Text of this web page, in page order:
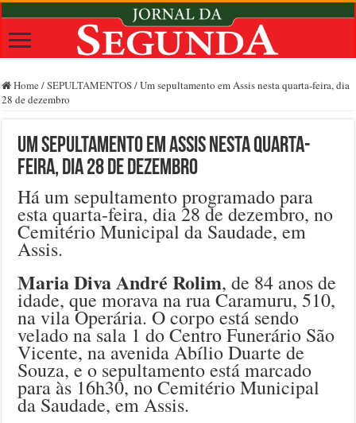
Home /SEPULTAMENTOS/Um sepultamento em Assis nesta quarta-feira, dia
28 de dezembro
Um sepultamento em Assis nesta quarta-
feira, dia 28 de dezembro
Há um sepultamento programado para
esta quarta-feira, dia 28 de dezembro, no
Cemitério Municipal da Saudade, em
Assis.
Maria Diva André Rolim, de 84 anos de
idade, que morava na rua Caramuru, 510,
na vila Operária. O corpo está sendo
velado na sala 1 do Centro Funerário São
Vicente, na avenida Abílio Duarte de
Souza, e o sepultamento está marcado
para às 16h30, no Cemitério Municipal
da Saudade, em Assis.